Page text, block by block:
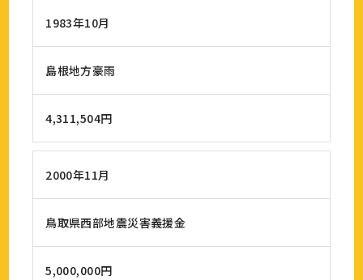
1983年10月
島根地方豪雨
4,311,504円
2000年11月
鳥取県西部地震災害義援金
5,000,000円